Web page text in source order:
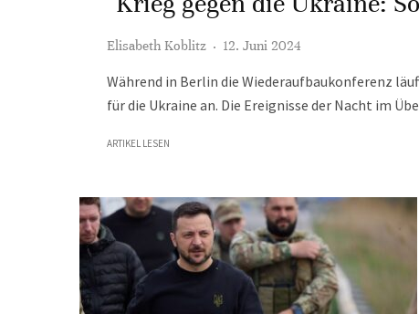
Elisabeth Koblitz · 12. Juni 2024
Während in Berlin die Wiederaufbaukonferenz
für die Ukraine an. Die Ereignisse der Nacht im
ARTIKEL LESEN